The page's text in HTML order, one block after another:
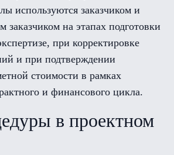
используются заказчиком и
заказчиком на этапах подготовки
при корректировке
и при подтверждении
стоимости в рамках
и финансового цикла.
в проектном